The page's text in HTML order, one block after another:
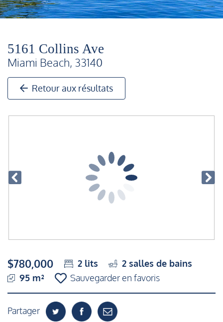
5161 Collins Ave
Miami Beach, 33140
Retour aux résultats
$780,000 2 lits 2 salles de bains
95 m²
Sauvegarder en favoris
Partager